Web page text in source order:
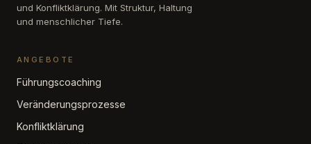
und Konfliktklärung. Mit Struktur, Haltung
und menschlicher Tiefe.
ANGEBOTE
Führungscoaching
Veränderungsprozesse
Konfliktklärung